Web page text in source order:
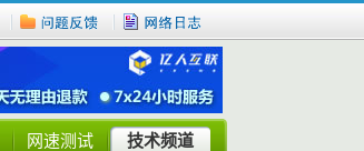
网速测试 技术频道